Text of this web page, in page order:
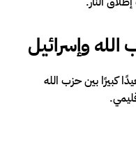
وإسرائيل
كبيرًا بين حزب الله